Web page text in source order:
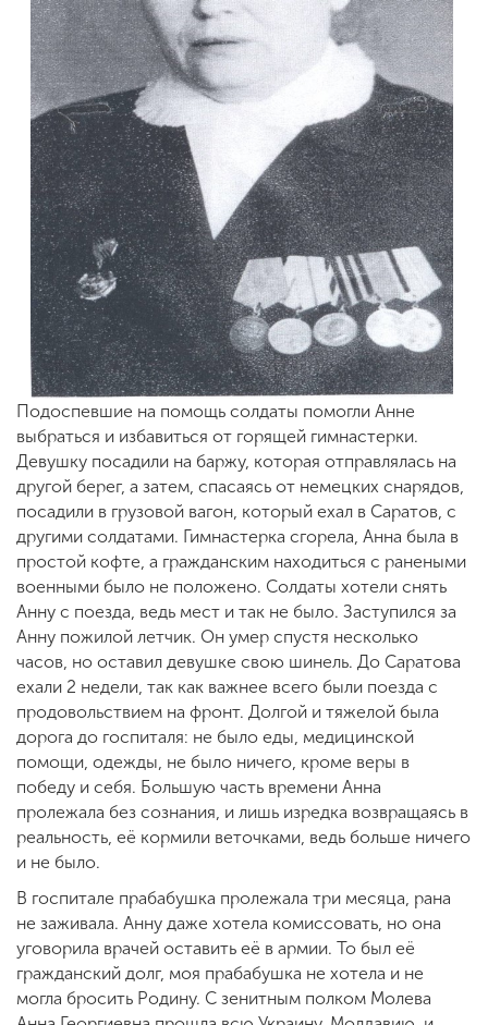
Подоспевшие на помощь солдаты помогли Анне
выбраться и избавиться от горящей гимнастерки.
Девушку посадили на баржу, которая отправлялась на
другой берег, а затем, спасаясь от немецких снарядов,
посадили в грузовой вагон, который ехал в Саратов, с
другими солдатами. Гимнастерка сгорела, Анна была в
простой кофте, а гражданским находиться с ранеными
военными было не положено. Солдаты хотели снять
Анну с поезда, ведь мест и так не было. Заступился за
Анну пожилой летчик. Он умер спустя несколько
часов, но оставил девушке свою шинель. До Саратова
ехали 2 недели, так как важнее всего были поезда с
продовольствием на фронт. Долгой и тяжелой была
дорога до госпиталя: не было еды, медицинской
помощи, одежды, не было ничего, кроме веры в
победу и себя. Большую часть времени Анна
пролежала без сознания, и лишь изредка возвращаясь в
реальность, её кормили веточками, ведь больше ничего
и не было.
В госпитале прабабушка пролежала три месяца, рана
не заживала. Анну даже хотела комиссовать, но она
уговорила врачей оставить её в армии. То был её
гражданский долг, моя прабабушка не хотела и не
могла бросить Родину. С зенитным полком Молева